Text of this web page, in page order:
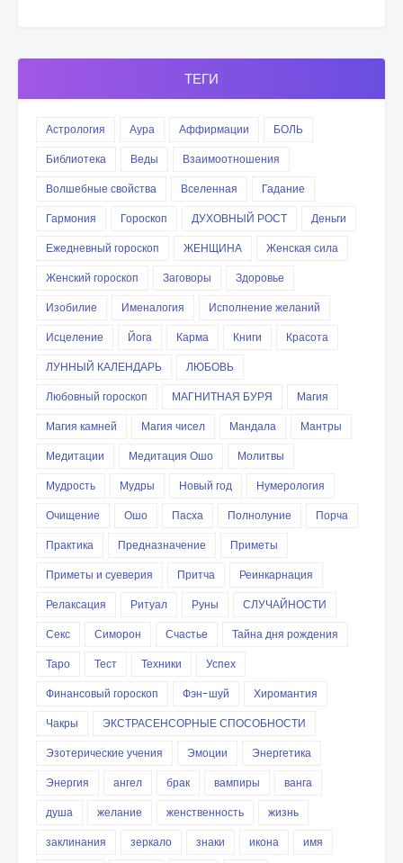
ТЕГИ
Астрология Аура Аффирмации
БОЛЬ
Библиотека
Веды
Взаимоотношения
Волшебные свойства
Вселенная
Гадание
Гармония
Гороскоп ДУХОВНЫЙ РОСТ
Деньги
Ежедневный гороскоп
ЖЕНЩИНА
Женская сила
Женский гороскоп
Заговоры
Здоровье
Изобилие
Именалогия
Исполнение желаний
Исцеление
Йога Карма Книги
Красота
ЛУННЫЙ КАЛЕНДАРЬ
ЛЮБОВЬ
Любовный гороскоп
МАГНИТНАЯ БУРЯ
Магия
Магия камней
Магия чисел Мандала
Мантры
Медитации
Медитация Ошо
Молитвы
Мудрость
Мудры Новый год
Нумерология
Очищение
Ошо Пасха Полнолуние
Порча
Практика
Предназначение
Приметы
Приметы и суеверия
Притча
Реинкарнация
Релаксация
Ритуал Руны
СЛУЧАЙНОСТИ
Секс
Симорон Счастье
Тайна дня рождения
Таро
Тест Техники
Успех
Финансовый гороскоп
Фэн-шуй
Хиромантия
Чакры
ЭКСТРАСЕНСОРНЫЕ СПОСОБНОСТИ
Эзотерические учения
Эмоции
Энергетика
Энергия
ангел брак вампиры
ванга
душа
желание женственность
жизнь
заклинания
зеркало знаки икона
имя